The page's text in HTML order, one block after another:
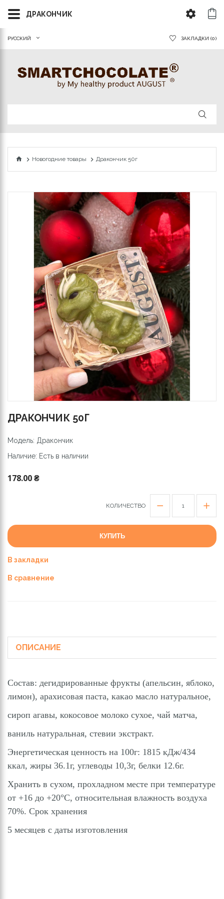
РУССКИЙ ЗАКЛАДКИ (0)
Новогодние товары Дракончик 50г
ДРАКОНЧИК 50Г
Модель: Дракончик
Наличие: Есть в наличии
178.00 ₴
КОЛИЧЕСТВО
КУПИТЬ
В закладки
В сравнение
ОПИСАНИЕ
Состав: дегидрированные фрукты (апельсин, яблоко,
лимон), арахисовая паста, какао масло натуральное,
сироп агавы, кокосовое молоко сухое, чай матча,
ваниль натуральная, стевии экстракт.
Энергетическая ценность на 100г: 1815 кДж/434
ккал, жиры 36.1г, углеводы 10,3г, белки 12.6г.
Хранить в сухом, прохладном месте при температуре
от +16 до +20°С, относительная влажность воздуха
70%. Срок хранения
5 месяцев с даты изготовления
ДРАКОНЧИК